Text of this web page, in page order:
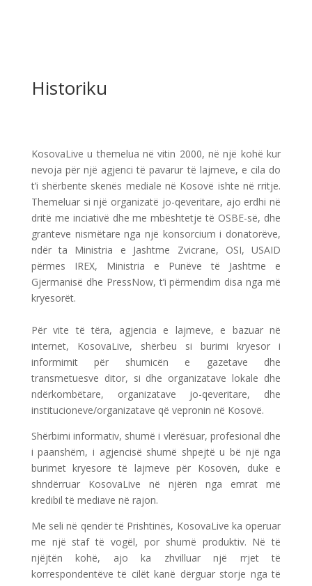
Historiku
KosovaLive u themelua në vitin 2000, në një kohë kur
nevoja për një agjenci të pavarur të lajmeve, e cila do
t’i shërbente skenës mediale në Kosovë ishte në rritje.
Themeluar si një organizatë jo-qeveritare, ajo erdhi në
dritë me inciativë dhe me mbështetje të OSBE-së, dhe
granteve nismëtare nga një konsorcium i donatorëve,
ndër ta Ministria e Jashtme Zvicrane, OSI, USAID
përmes IREX, Ministria e Punëve të Jashtme e
Gjermanisë dhe PressNow, t’i përmendim disa nga më
kryesorët.
Për vite të tëra, agjencia e lajmeve, e bazuar në
internet, KosovaLive, shërbeu si burimi kryesor i
informimit për shumicën e gazetave dhe
transmetuesve ditor, si dhe organizatave lokale dhe
ndërkombëtare, organizatave jo-qeveritare, dhe
institucioneve/organizatave që vepronin në Kosovë.
Shërbimi informativ, shumë i vlerësuar, profesional dhe
i paanshëm, i agjencisë shumë shpejtë u bë një nga
burimet kryesore të lajmeve për Kosovën, duke e
shndërruar KosovaLive në njërën nga emrat më
kredibil të mediave në rajon.
Me seli në qendër të Prishtinës, KosovaLive ka operuar
me një staf të vogël, por shumë produktiv. Në të
njëjtën kohë, ajo ka zhvilluar një rrjet të
korrespondentëve të cilët kanë dërguar storje nga të